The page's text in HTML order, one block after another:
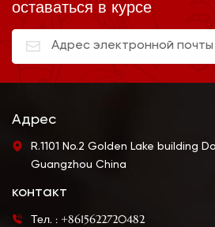
оставаться в курсе
Адрес
R.1101 No.2 Golden Lake building
Guangzhou China
контакт
Тел. : +8615622720482